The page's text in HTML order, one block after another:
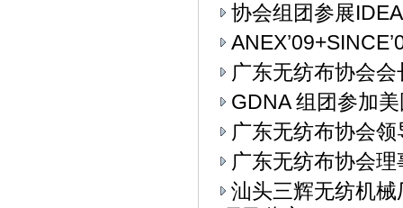
协会组团参展
广东无纺布协会
GDNA 组团参加
广东无纺布协会
广东无纺布协会
汕头三辉无纺机